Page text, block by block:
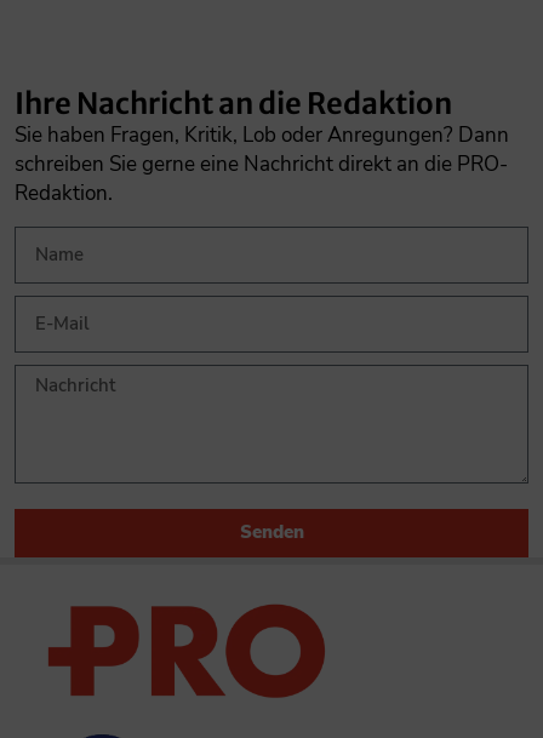
Ihre Nachricht an die Redaktion
Sie haben Fragen, Kritik, Lob oder Anregungen? Dann
schreiben Sie gerne eine Nachricht direkt an die PRO-
Redaktion.
Senden